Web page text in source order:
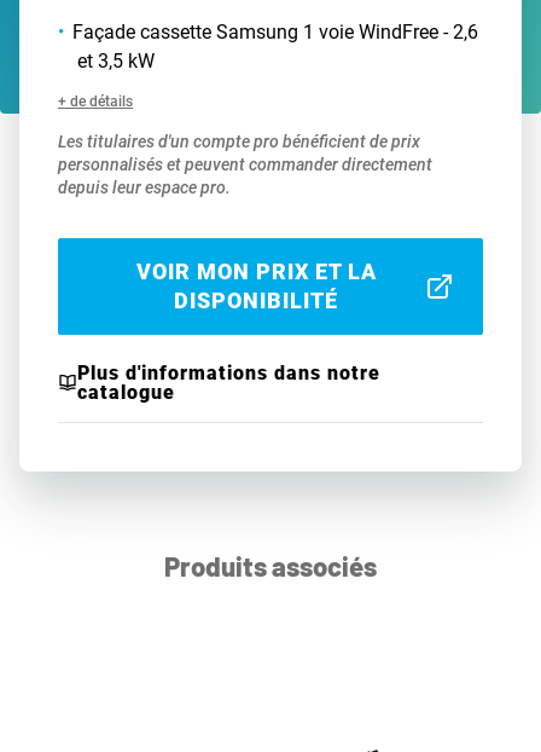
Façade cassette Samsung 1 voie WindFree - 2,6
et 3,5 kW
+ de détails
Les titulaires d'un compte pro bénéficient de prix
personnalisés et peuvent commander directement
depuis leur espace pro.
VOIR MON PRIX ET LA
DISPONIBILITÉ
Plus d'informations dans notre
catalogue
Produits associés